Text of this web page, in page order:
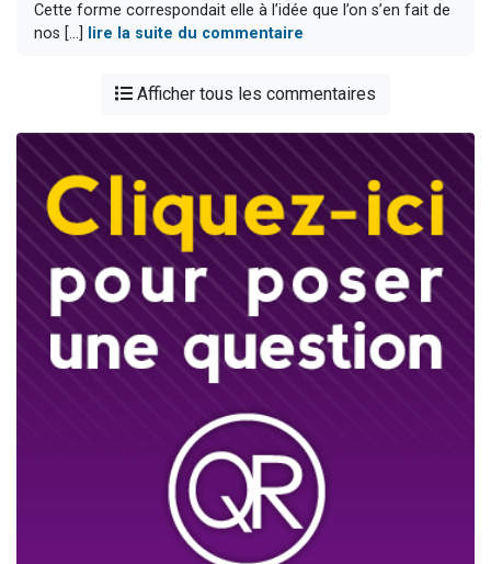
Cette forme correspondait elle à l’idée que l’on s’en fait de
nos [...]
lire la suite du commentaire
Afficher tous les commentaires